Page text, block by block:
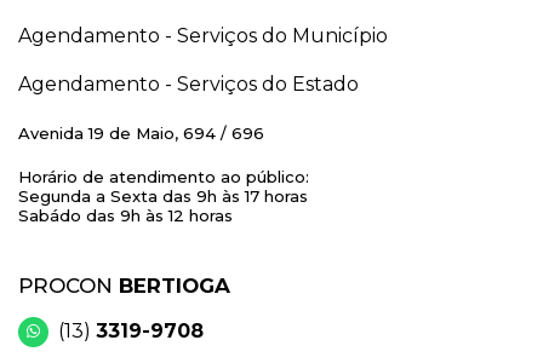
Agendamento - Serviços do Município
Agendamento - Serviços do Estado
Avenida 19 de Maio, 694 / 696
Horário de atendimento ao público:
Segunda a Sexta das 9h às 17 horas
Sabádo das 9h às 12 horas
PROCON BERTIOGA
(13) 3319-9708